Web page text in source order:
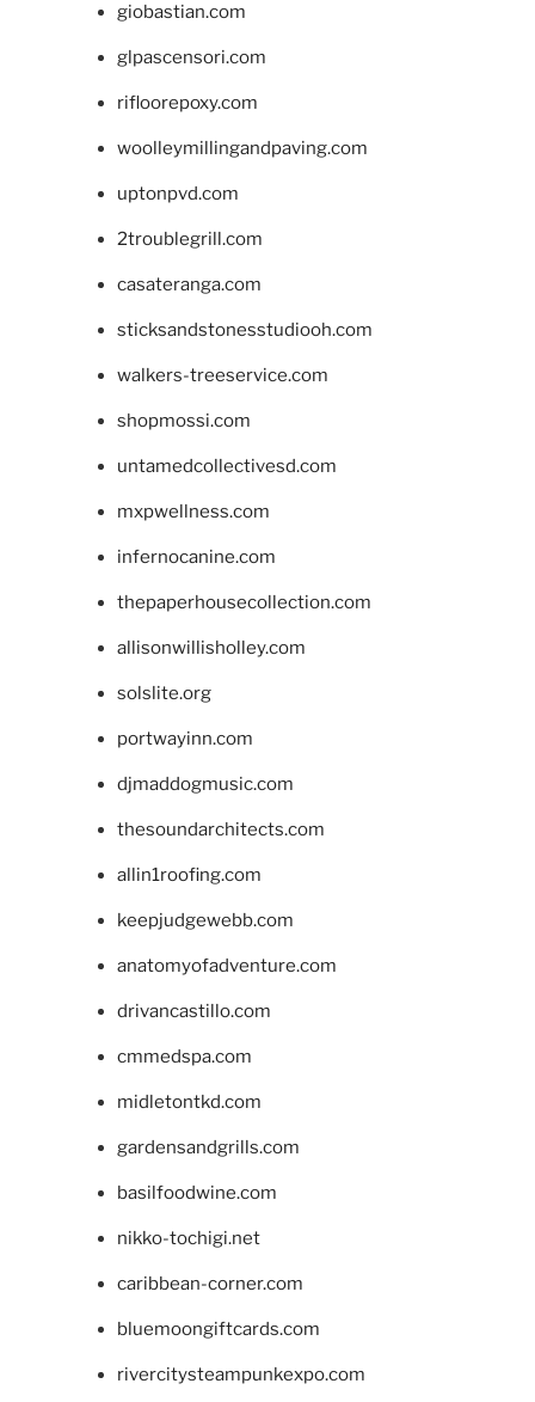
giobastian.com
glpascensori.com
rifloorepoxy.com
woolleymillingandpaving.com
uptonpvd.com
2troublegrill.com
casateranga.com
sticksandstonesstudiooh.com
walkers-treeservice.com
shopmossi.com
untamedcollectivesd.com
mxpwellness.com
infernocanine.com
thepaperhousecollection.com
allisonwillisholley.com
solslite.org
portwayinn.com
djmaddogmusic.com
thesoundarchitects.com
allin1roofing.com
keepjudgewebb.com
anatomyofadventure.com
drivancastillo.com
cmmedspa.com
midletontkd.com
gardensandgrills.com
basilfoodwine.com
nikko-tochigi.net
caribbean-corner.com
bluemoongiftcards.com
rivercitysteampunkexpo.com